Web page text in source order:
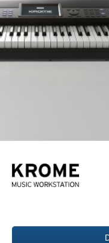
Características
Eventos
Noticias
Ubicación